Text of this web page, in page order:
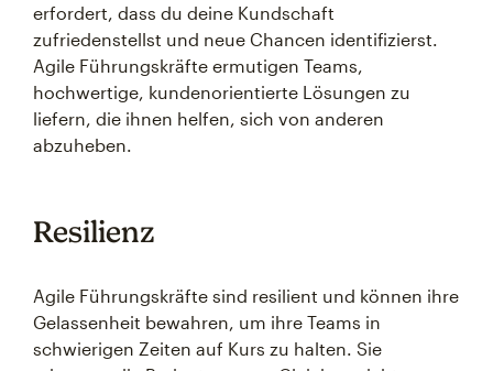
erfordert, dass du deine Kundschaft
zufriedenstellst und neue Chancen identifizierst.
Agile Führungskräfte ermutigen Teams,
hochwertige, kundenorientierte Lösungen zu
liefern, die ihnen helfen, sich von anderen
abzuheben.
Resilienz
Agile Führungskräfte sind resilient und können ihre
Gelassenheit bewahren, um ihre Teams in
schwierigen Zeiten auf Kurs zu halten. Sie